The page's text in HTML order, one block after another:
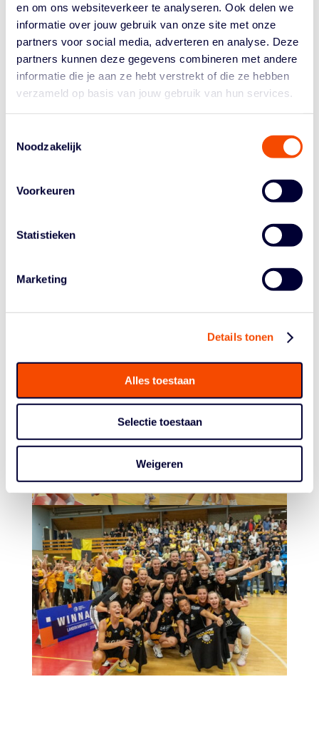
en om ons websiteverkeer te analyseren. Ook delen we
informatie over jouw gebruik van onze site met onze
partners voor social media, adverteren en analyse. Deze
partners kunnen deze gegevens combineren met andere
informatie die je aan ze hebt verstrekt of die ze hebben
verzameld op basis van jouw gebruik van hun services.
Noodzakelijk
Voorkeuren
Statistieken
Marketing
Details tonen
Alles toestaan
Selectie toestaan
Weigeren
We begonnen heel stroef, waren heel erg op zoek naar
oplossingen in die eerste helft. Uiteindelijk vinden we die
en dan grijpen we de kans die we hebben. Dan laten we
niet meer los.
Gelukkig geen vijfde pot, we hebben zaterdag vrij. Het is
op verheugd. Een vijfde en beslissende wedstrijd:
Dank aan Jaap Kloos voor de reactie van Gouw. Foto’s